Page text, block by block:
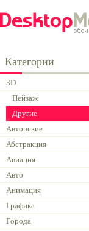
Категории
3D
Пейзаж
Другие
Авторские
Абстракция
Авиация
Авто
Анимация
Графика
Города